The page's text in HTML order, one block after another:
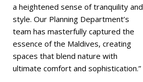
e
a heightened sense of tranquility and
style. Our Planning Department’s
team has masterfully captured the
essence of the Maldives, creating
spaces that blend nature with
ultimate comfort and sophistication.”